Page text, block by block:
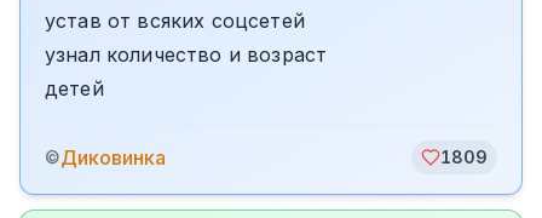
устав от всяких соцсетей
узнал количество и возраст
детей
©Диковинка 1809